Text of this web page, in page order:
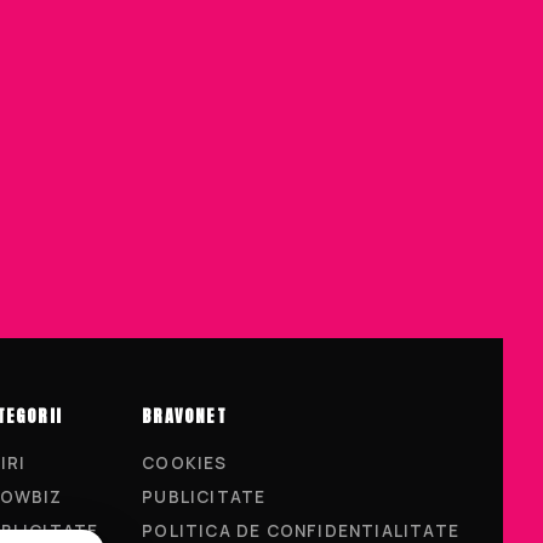
BRAVONET
COOKIES
PUBLICITATE
POLITICA DE CONFIDENTIALITATE